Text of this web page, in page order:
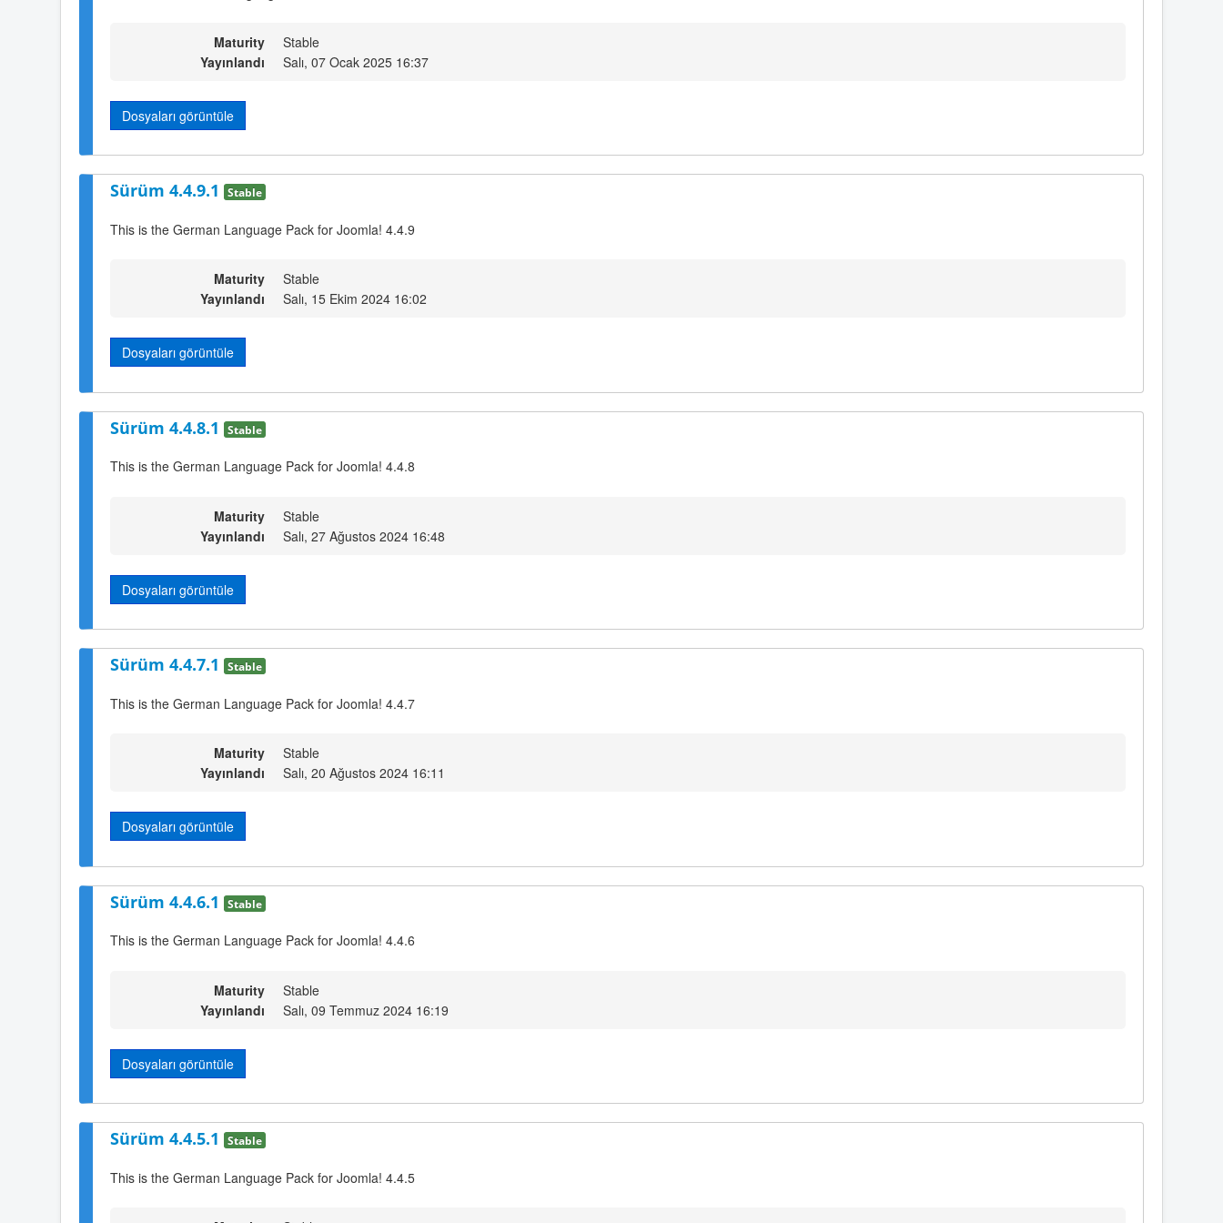
Maturity
Stable
Yayınlandı
Salı, 07 Ocak 2025 16:37
Dosyaları görüntüle
Sürüm 4.4.9.1 Stable
This is the German Language Pack for Joomla! 4.4.9
Maturity
Stable
Yayınlandı
Salı, 15 Ekim 2024 16:02
Dosyaları görüntüle
Sürüm 4.4.8.1 Stable
This is the German Language Pack for Joomla! 4.4.8
Maturity
Stable
Yayınlandı
Salı, 27 Ağustos 2024 16:48
Dosyaları görüntüle
Sürüm 4.4.7.1 Stable
This is the German Language Pack for Joomla! 4.4.7
Maturity
Stable
Yayınlandı
Salı, 20 Ağustos 2024 16:11
Dosyaları görüntüle
Sürüm 4.4.6.1 Stable
This is the German Language Pack for Joomla! 4.4.6
Maturity
Stable
Yayınlandı
Salı, 09 Temmuz 2024 16:19
Dosyaları görüntüle
Sürüm 4.4.5.1 Stable
This is the German Language Pack for Joomla! 4.4.5